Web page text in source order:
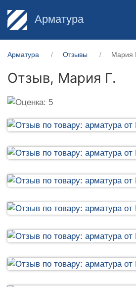
Арматура
Арматура Отзывы Мария
Отзыв, Мария Г.